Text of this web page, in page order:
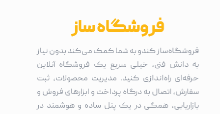
فروشگاه ساز
فروشگاه‌ساز کندو به شما کمک می‌کند بدون نیاز
به دانش فنی، خیلی سریع یک فروشگاه آنلاین
حرفه‌ای راه‌اندازی کنید. مدیریت محصولات، ثبت
سفارش، اتصال به درگاه پرداخت و ابزارهای فروش و
بازاریابی، همگی در یک پنل ساده و هوشمند در